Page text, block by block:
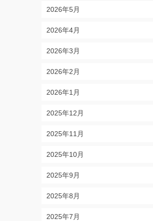
2026年5月
2026年4月
2026年3月
2026年2月
2026年1月
2025年12月
2025年11月
2025年10月
2025年9月
2025年8月
2025年7月